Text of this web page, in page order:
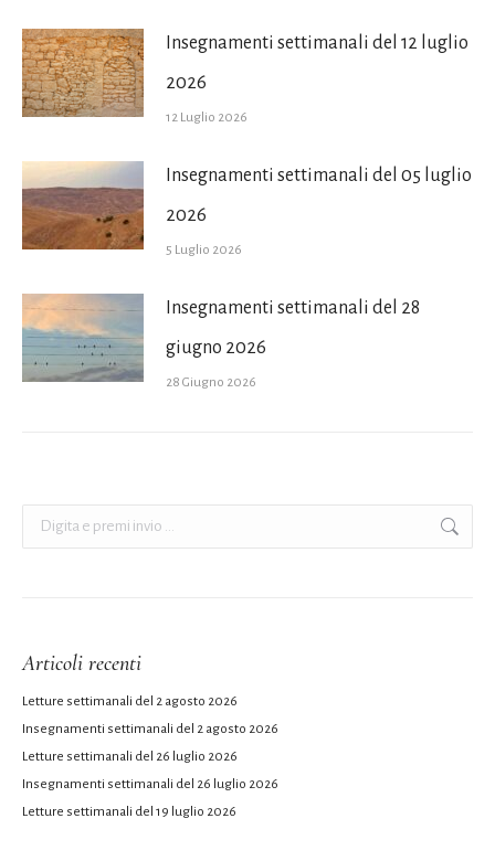
Insegnamenti settimanali del 12 luglio
2026
12 Luglio 2026
Insegnamenti settimanali del 05 luglio
2026
5 Luglio 2026
Insegnamenti settimanali del 28
giugno 2026
28 Giugno 2026
Articoli recenti
Letture settimanali del 2 agosto 2026
Insegnamenti settimanali del 2 agosto 2026
Letture settimanali del 26 luglio 2026
Insegnamenti settimanali del 26 luglio 2026
Letture settimanali del 19 luglio 2026